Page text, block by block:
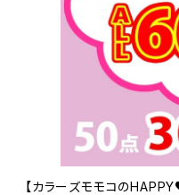
【カラーズモモコの